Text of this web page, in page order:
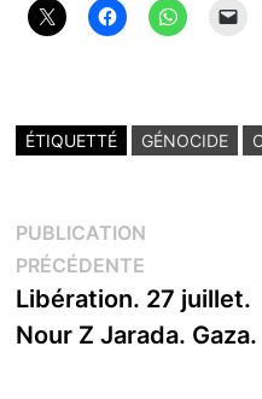
ÉTIQUETTÉ GÉNOCIDE
Navigation
de
l’article
PUBLICATION
PRÉCÉDENTEPublication
précédente :
Libération. 27 juillet.
Nour Z Jarada. Gaza.